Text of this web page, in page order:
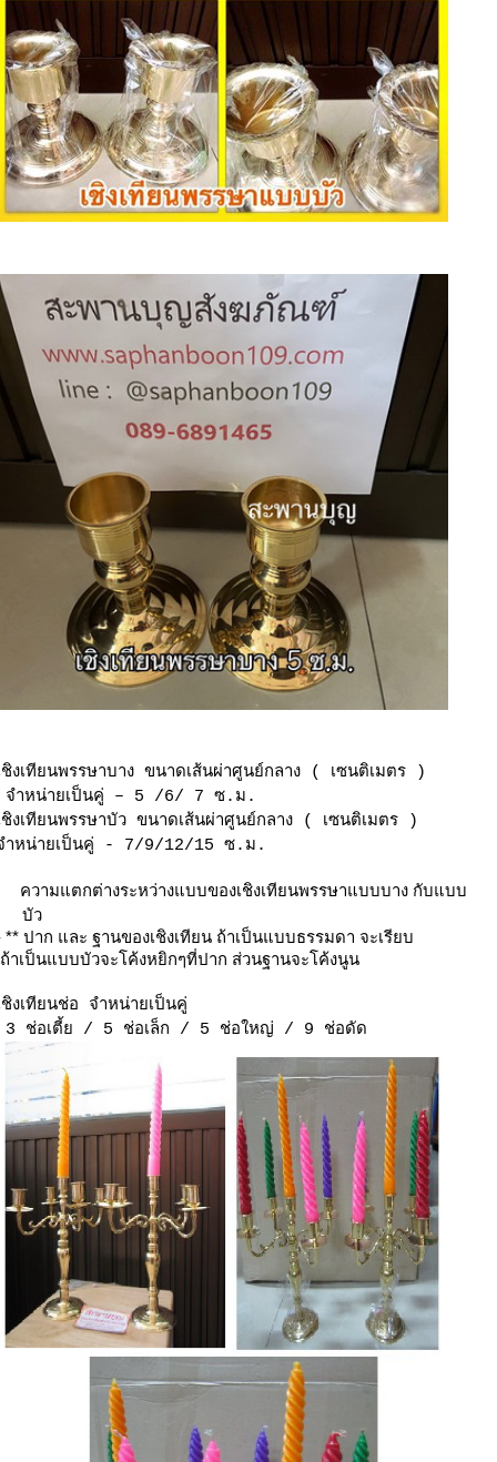
ชิงเทียนพรรษาบาง ขนาดเส้นผ่าศูนย์กลาง ( เซนติเมตร )
ำหน่ายเป็นคู่ – 5 /6/ 7 ซ.ม.
ชิงเทียนพรรษาบัว ขนาดเส้นผ่าศูนย์กลาง ( เซนติเมตร )
ำหน่ายเป็นคู่ - 7/9/12/15 ซ.ม.
ความแตกต่างระหว่างแบบของเชิงเทียนพรรษาแบบบาง กับแบบ
บัว
** ปาก และ ฐานของเชิงเทียน ถ้าเป็นแบบธรรมดา จะเรียบ
าเป็นแบบบัวจะโค้งหยิกๆที่ปาก ส่วนฐานจะโค้งนูน
ชิงเทียนช่อ จำหน่ายเป็นคู่
ช่อเตี้ย / 5 ช่อเล็ก / 5 ช่อใหญ่ / 9 ช่อดัด